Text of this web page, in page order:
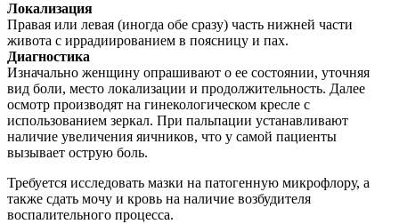
Локализация
Правая или левая (иногда обе сразу) часть нижней части
живота с иррадиированием в поясницу и пах.
Диагностика
Изначально женщину опрашивают о ее состоянии, уточняя
вид боли, место локализации и продолжительность. Далее
осмотр производят на гинекологическом кресле с
использованием зеркал. При пальпации устанавливают
наличие увеличения яичников, что у самой пациенты
вызывает острую боль.
Требуется исследовать мазки на патогенную микрофлору, а
также сдать мочу и кровь на наличие возбудителя
воспалительного процесса.